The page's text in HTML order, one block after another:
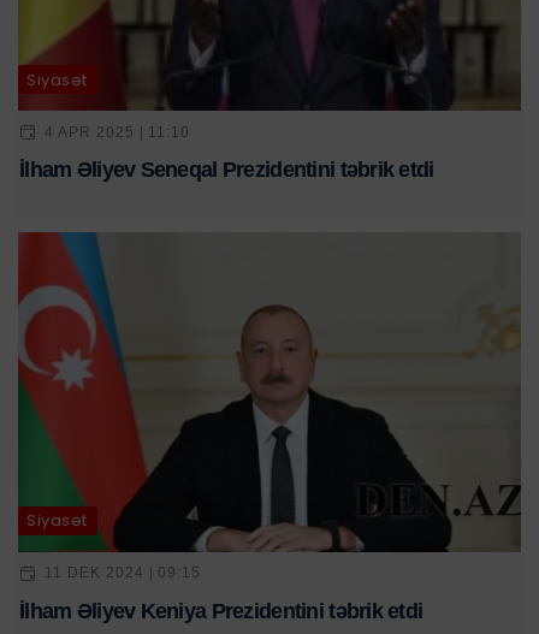
Siyasət
4 APR 2025 | 11:10
İlham Əliyev Seneqal Prezidentini təbrik etdi
Siyasət
11 DEK 2024 | 09:15
İlham Əliyev Keniya Prezidentini təbrik etdi